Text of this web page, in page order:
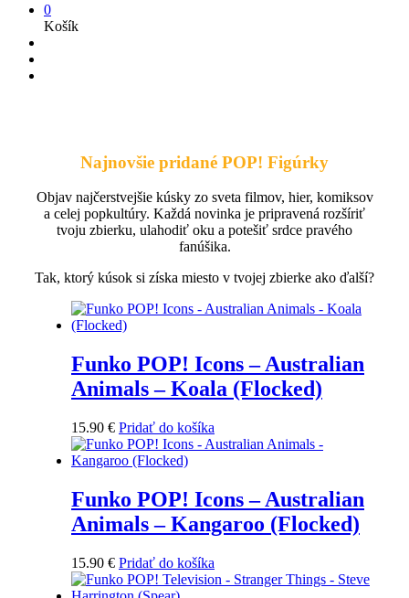
0
Košík
Najnovšie pridané POP! Figúrky
Objav najčerstvejšie kúsky zo sveta filmov, hier, komiksov
a celej popkultúry. Každá novinka je pripravená rozšíriť
tvoju zbierku, ulahodiť oku a potešiť srdce pravého
fanúšika.
Tak, ktorý kúsok si získa miesto v tvojej zbierke ako ďalší?
Funko POP! Icons – Australian
Animals – Koala (Flocked)
15.90 € Pridať do košíka
Funko POP! Icons – Australian
Animals – Kangaroo (Flocked)
15.90 € Pridať do košíka